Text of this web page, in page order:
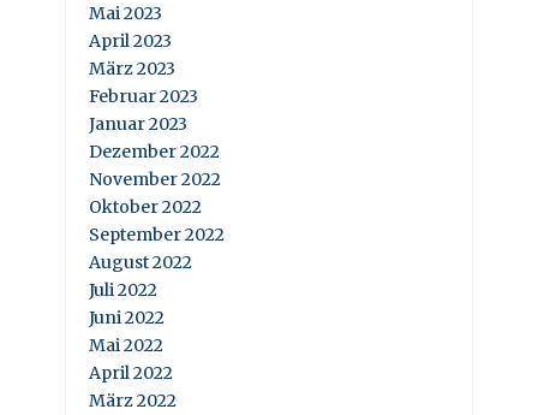
Mai 2023
April 2023
März 2023
Februar 2023
Januar 2023
Dezember 2022
November 2022
Oktober 2022
September 2022
August 2022
Juli 2022
Juni 2022
Mai 2022
April 2022
März 2022